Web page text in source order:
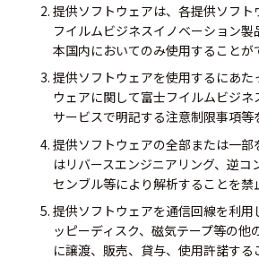
提供ソフトウェアは、各提供ソフト
フイルムビジネスイノベーション製
本国内においてのみ使用することが
提供ソフトウェアを使用するにあた
ウェアに関して富士フイルムビジ
サービスで明記する注意制限事項等
提供ソフトウェアの全部または一部
はリバースエンジニアリング、逆コ
センブル等により解析することを禁
提供ソフトウェアを通信回線を利用
ッピーディスク、磁気テープ等の他
に譲渡、販売、貸与、使用許諾する